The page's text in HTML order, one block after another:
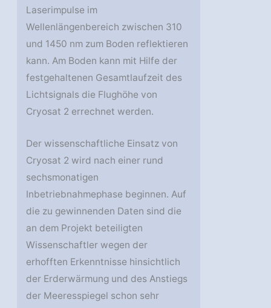
Laserimpulse im
Wellenlängenbereich zwischen 310
und 1450 nm zum Boden reflektieren
kann. Am Boden kann mit Hilfe der
festgehaltenen Gesamtlaufzeit des
Lichtsignals die Flughöhe von
Cryosat 2 errechnet werden.
Der wissenschaftliche Einsatz von
Cryosat 2 wird nach einer rund
sechsmonatigen
Inbetriebnahmephase beginnen. Auf
die zu gewinnenden Daten sind die
an dem Projekt beteiligten
Wissenschaftler wegen der
erhofften Erkenntnisse hinsichtlich
der Erderwärmung und des Anstiegs
der Meeresspiegel schon sehr